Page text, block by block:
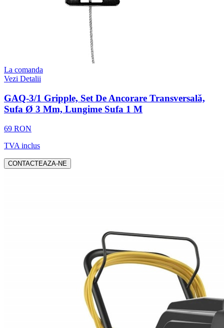
La comanda
Vezi Detalii
GAQ-3/1 Gripple, Set De Ancorare Transversală,
Sufa Ø 3 Mm, Lungime Sufa 1 M
69 RON
TVA inclus
CONTACTEAZA-NE